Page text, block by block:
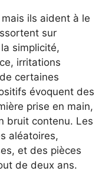
ils aident à le
sur
simplicité,
irritations
certaines
évoquent des
prise en main,
bruit contenu. Les
aléatoires,
et des pièces
de deux ans.